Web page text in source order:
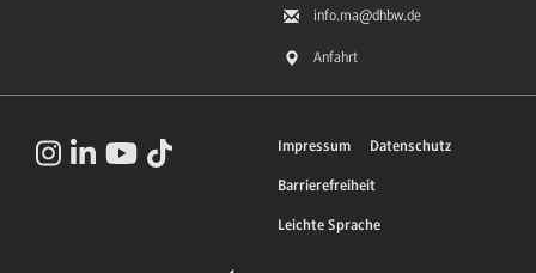
info.ma@dhbw.de
Anfahrt
Impressum Datenschutz
Barrierefreiheit
Leichte Sprache